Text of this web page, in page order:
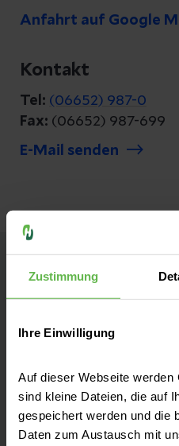
Zustimmung
Ihre Einwilligung
Auf dieser Webseite
sind kleine Dateien, die auf
gespeichert werden und die
Daten zum Austausch mit
Anfahrt auf Google
Kontakt
Tel: (06652) 987-0
Fax: (06652) 987-699
E-Mail senden
Karriere bei
Friedrichstr. 136
10117 Berlin